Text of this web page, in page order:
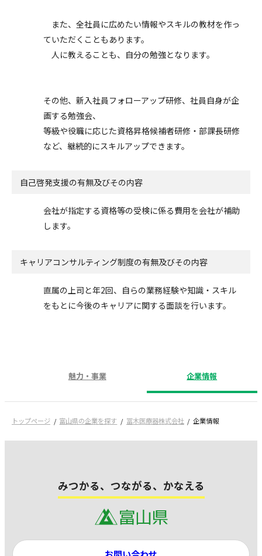
また、全社員に広めたい情報やスキルの教材を作っ
ていただくこともあります。
人に教えることも、自分の勉強となります。
その他、新入社員フォローアップ研修、社員自身が企
画する勉強会、
等級や役職に応じた資格昇格候補者研修・部課長研修
など、継続的にスキルアップできます。
自己啓発支援の有無及びその内容
会社が指定する資格等の受検に係る費用を会社が補助
します。
キャリアコンサルティング制度の有無及びその内容
直属の上司と年2回、自らの業務経験や知識・スキル
をもとに今後のキャリアに関する面談を行います。
魅力・事業 企業情報
トップページ 富山県の企業を探す 冨木医療器株式会社 企業情報
みつかる、つながる、かなえる